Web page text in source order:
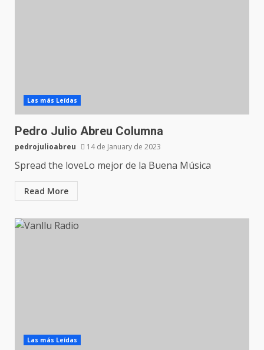
Las más Leídas
Pedro Julio Abreu Columna
pedrojulioabreu 14 de January de 2023
Spread the loveLo mejor de la Buena Música
Read More
Las más Leídas